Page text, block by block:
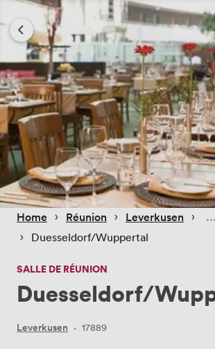
Home › Réunion › Leverkusen ›
› Duesseldorf/Wuppertal
SALLE DE RÉUNION
Duesseldorf/
Leverkusen · 17889